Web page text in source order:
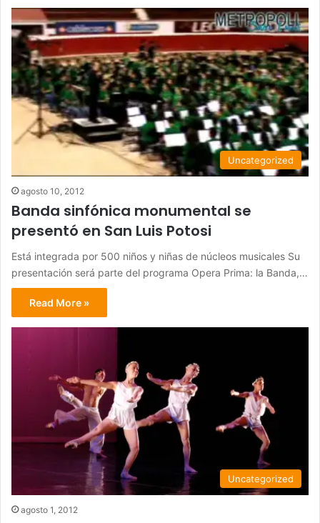
Uncategorized
agosto 10, 2012
Banda sinfónica monumental se
presentó en San Luis Potosi
Está integrada por 500 niños y niñas de núcleos musicales Su
presentación será parte del programa Opera Prima: la Banda,…
Read More »
Uncategorized
agosto 1, 2012